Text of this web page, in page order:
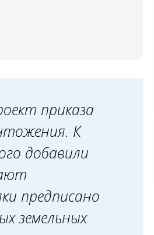
приказа
К
добавили
предписано
земельных